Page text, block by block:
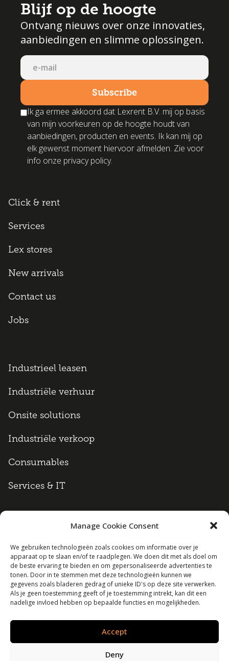
Manage Cookie Consent
We gebruiken technologieën zoals cookies om informatie over je
apparaat op te slaan en/of te raadplegen. We doen dit met als doel om
de beste ervaring te bieden en om gepersonaliseerde advertenties te
tonen. Door in te stemmen met deze technologieën kunnen we
gegevens zoals bladeren gedrag of unieke ID's op deze site verwerken.
Als je geen toestemming geeft of je toestemming intrekt, kan dit een
nadelige invloed hebben op bepaalde functies en mogelijkheden.
Accept
Deny
Blijf op de hoogte
Ontvang nieuws over onze innovaties,
aanbiedingen en slimme oplossingen.
Ik ga ermee akkoord dat Lexrent B.V. mij op basis
van mijn voorkeuren op de hoogte houdt van
aanbiedingen, producten en events. Ik kan mij op
elk gewenst moment hiervoor afmelden. Zie voor
info onze privacy policy.
Click & rent
Services
Lex stores
New arrivals
Contact us
Jobs
Industrieel leasen
Industriële verhuur
Onsite solutions
Industriële verkoop
Consumables
Services & IT
Cookie policy
Disclaimer
Privacy policy
Lexrent B.V. | Alle rechten voorbehouden